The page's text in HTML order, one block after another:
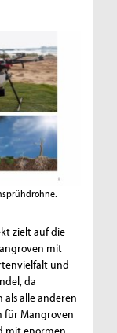
zielt auf die
mit
und
da
alle anderen
für Mangroven